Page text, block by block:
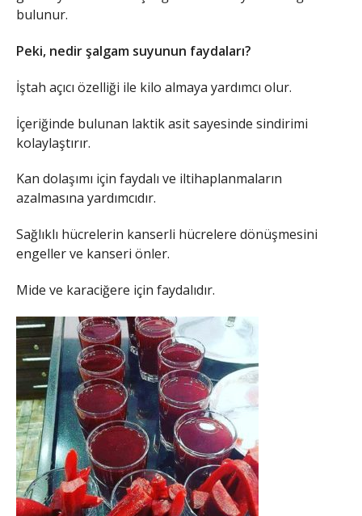
bulunur.
Peki, nedir şalgam suyunun faydaları?
İştah açıcı özelliği ile kilo almaya yardımcı olur.
İçeriğinde bulunan laktik asit sayesinde sindirimi
kolaylaştırır.
Kan dolaşımı için faydalı ve iltihaplanmaların
azalmasına yardımcıdır.
Sağlıklı hücrelerin kanserli hücrelere dönüşmesini
engeller ve kanseri önler.
Mide ve karaciğere için faydalıdır.